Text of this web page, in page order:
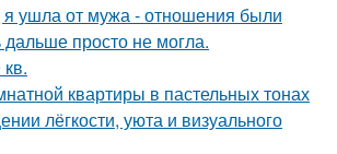
я ушла от мужа - отношения были
просто не могла.
квартиры в пастельных тонах
лёгкости, уюта и визуального